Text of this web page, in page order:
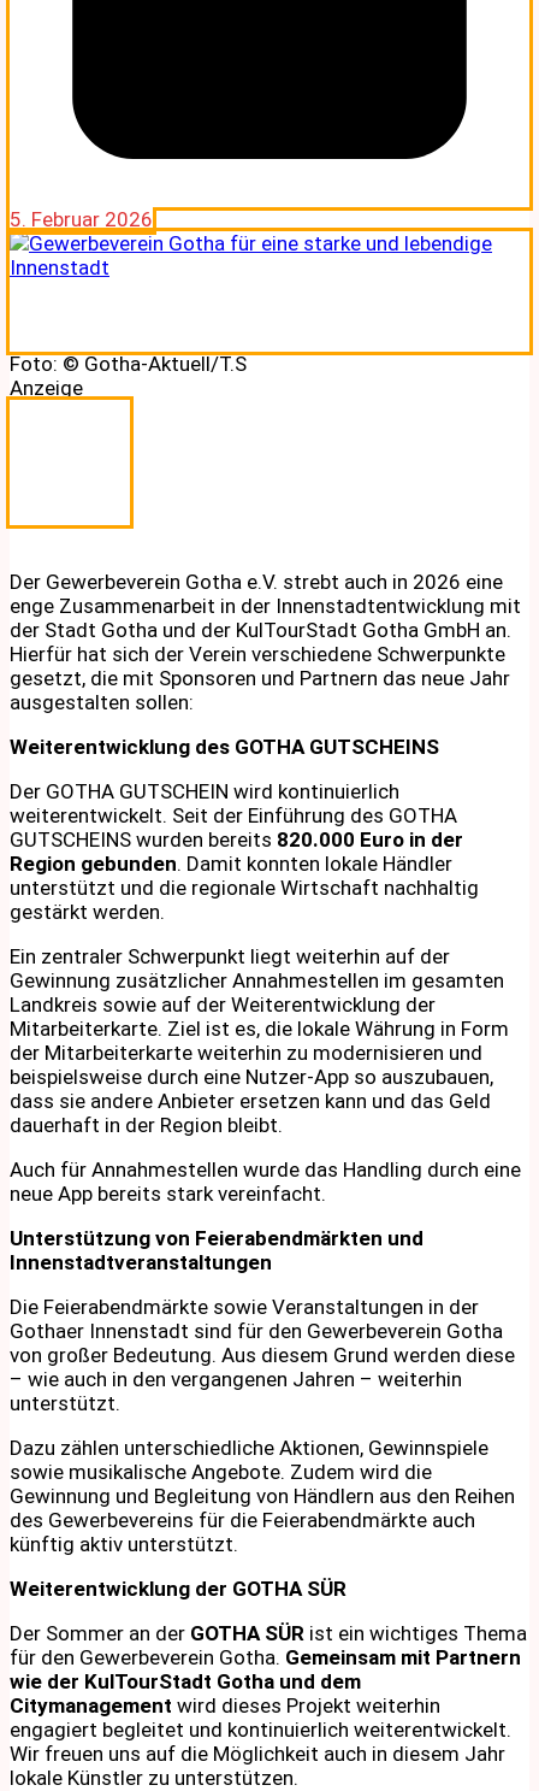
5. Februar 2026
Foto: © Gotha-Aktuell/T.S
Anzeige
Der Gewerbeverein Gotha e.V. strebt auch in 2026 eine
enge Zusammenarbeit in der Innenstadtentwicklung mit
der Stadt Gotha und der KulTourStadt Gotha GmbH an.
Hierfür hat sich der Verein verschiedene Schwerpunkte
gesetzt, die mit Sponsoren und Partnern das neue Jahr
ausgestalten sollen:
Weiterentwicklung des GOTHA GUTSCHEINS
Der GOTHA GUTSCHEIN wird kontinuierlich
weiterentwickelt. Seit der Einführung des GOTHA
GUTSCHEINS wurden bereits 820.000 Euro in der
Region gebunden. Damit konnten lokale Händler
unterstützt und die regionale Wirtschaft nachhaltig
gestärkt werden.
Ein zentraler Schwerpunkt liegt weiterhin auf der
Gewinnung zusätzlicher Annahmestellen im gesamten
Landkreis sowie auf der Weiterentwicklung der
Mitarbeiterkarte. Ziel ist es, die lokale Währung in Form
der Mitarbeiterkarte weiterhin zu modernisieren und
beispielsweise durch eine Nutzer-App so auszubauen,
dass sie andere Anbieter ersetzen kann und das Geld
dauerhaft in der Region bleibt.
Auch für Annahmestellen wurde das Handling durch eine
neue App bereits stark vereinfacht.
Unterstützung von Feierabendmärkten und
Innenstadtveranstaltungen
Die Feierabendmärkte sowie Veranstaltungen in der
Gothaer Innenstadt sind für den Gewerbeverein Gotha
von großer Bedeutung. Aus diesem Grund werden diese
– wie auch in den vergangenen Jahren – weiterhin
unterstützt.
Dazu zählen unterschiedliche Aktionen, Gewinnspiele
sowie musikalische Angebote. Zudem wird die
Gewinnung und Begleitung von Händlern aus den Reihen
des Gewerbevereins für die Feierabendmärkte auch
künftig aktiv unterstützt.
Weiterentwicklung der GOTHA SÜR
Der Sommer an der GOTHA SÜR ist ein wichtiges Thema
für den Gewerbeverein Gotha. Gemeinsam mit Partnern
wie der KulTourStadt Gotha und dem
Citymanagement wird dieses Projekt weiterhin
engagiert begleitet und kontinuierlich weiterentwickelt.
Wir freuen uns auf die Möglichkeit auch in diesem Jahr
lokale Künstler zu unterstützen.